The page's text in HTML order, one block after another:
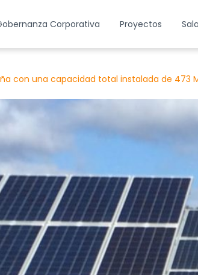
Corporativa Proyectos
con una capacidad total instalada de 473